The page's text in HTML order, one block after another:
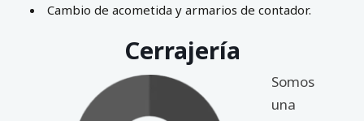
Cambio de acometida y armarios de contador.
Cerrajería
Somos
una